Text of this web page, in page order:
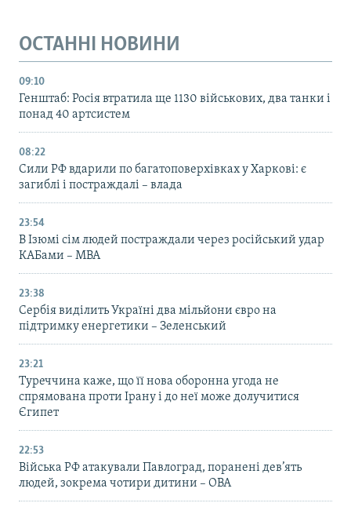
ОСТАННІ НОВИНИ
09:10
Генштаб: Росія втратила ще 1130 військових, два танки і
понад 40 артсистем
08:22
Сили РФ вдарили по багатоповерхівках у Харкові: є
загиблі і постраждалі – влада
23:54
В Ізюмі сім людей постраждали через російський удар
КАБами – МВА
23:38
Сербія виділить Україні два мільйони євро на
підтримку енергетики – Зеленський
23:21
Туреччина каже, що її нова оборонна угода не
спрямована проти Ірану і до неї може долучитися
Єгипет
22:53
Війська РФ атакували Павлоград, поранені дев’ять
людей, зокрема чотири дитини – ОВА